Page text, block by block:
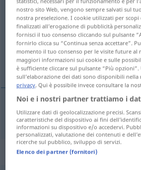
aerodynamisch [aerodyˈnaːmɪʃ]adj
Panoramica di tutte le
(Fai clic sulla/Tocca traduzione per
aerodinamik
aerodinamik aerodynamisch
Sinonimi per
nostro sito Web, vengono sempre salvati sul
nostra preselezione. I cookie utilizzati per
finalizzati all’erogazione di pubblicità
fornisci il tuo consenso cliccando sul pulsante
fornirlo clicca su “Continua senza accettare”.
momento il tuo consenso per le visite future al
maggiori informazioni sui cookie e sulle
è sufficiente cliccare sul pulsante “Più
sull’elaborazione dei dati sono disponibili
privacy. Qui è possibile invece consultare la
Noi e i nostri partner trattiamo i
Utilizzare dati di geolocalizzazione precisi.
caratteristiche del dispositivo ai fini
informazioni su dispositivo e/o accedervi.
personalizzati, valutazione dei contenuti e
ricerche sul pubblico, sviluppo di servizi.
Elenco dei partner (fornitori)